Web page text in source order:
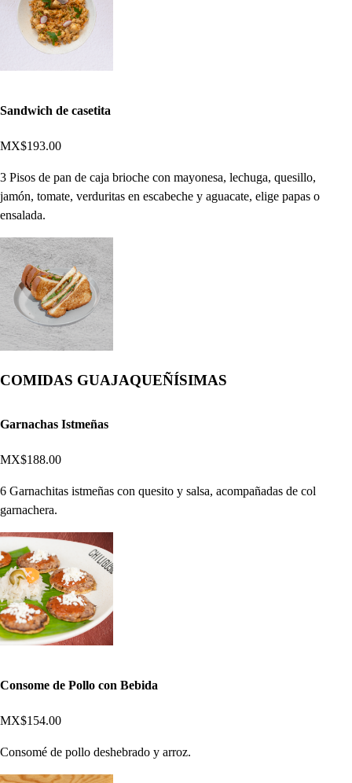
Sandwich de casetita
MX$193.00
3 Pisos de pan de caja brioche con mayonesa, lechuga, quesillo,
jamón, tomate, verduritas en escabeche y aguacate, elige papas o
ensalada.
COMIDAS GUAJAQUEÑÍSIMAS
Garnachas Istmeñas
MX$188.00
6 Garnachitas istmeñas con quesito y salsa, acompañadas de col
garnachera.
Consome de Pollo con Bebida
MX$154.00
Consomé de pollo deshebrado y arroz.